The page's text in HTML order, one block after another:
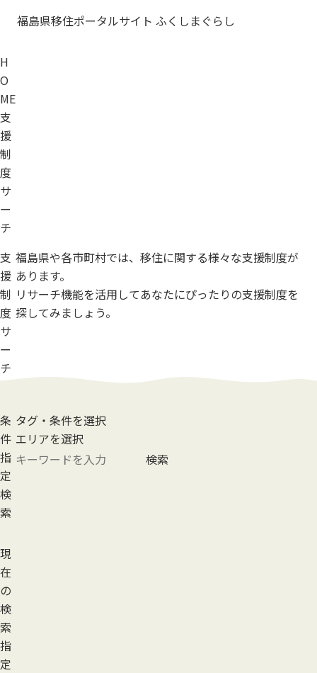
福島県移住ポータルサイト ふくしまぐらし
H
O
ME
支
援
制
度
サ
ー
チ
支
援
制
度
サ
ー
チ
福島県や各市町村では、移住に関する様々な支援制度が
あります。
リサーチ機能を活用してあなたにぴったりの支援制度を
探してみましょう。
条
件
指
定
検
索
タグ・条件を選択
エリアを選択
検索
現
在
の
検
索
指
定